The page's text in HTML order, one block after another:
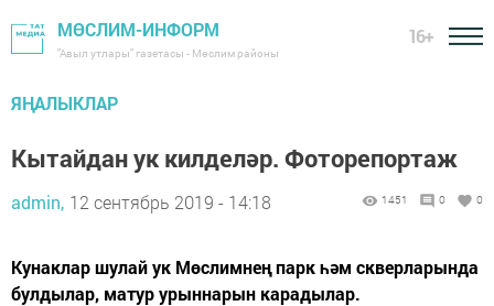
МӨСЛИМ-ИНФОРМ
"Авыл утлары" газетасы - Мөслим районы
16+
ЯҢАЛЫКЛАР
Кытайдан ук килделәр. Фоторепортаж
admin, 12 сентябрь 2019 - 14:18 1451 0 0
Кунаклар шулай ук Мөслимнең парк һәм скверларында
булдылар, матур урыннарын карадылар.